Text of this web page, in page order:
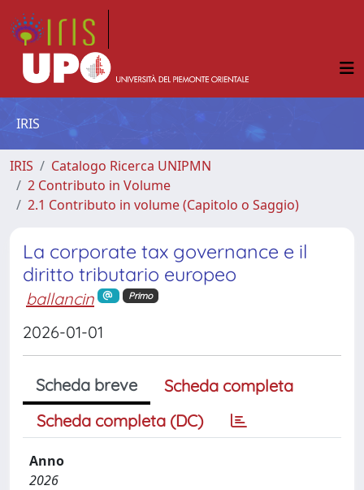
IRIS
IRIS
Catalogo Ricerca UNIPMN
2 Contributo in Volume
2.1 Contributo in volume (Capitolo o Saggio)
La corporate tax governance e il
diritto tributario europeo
ballancin Primo
2026-01-01
Scheda breve
Scheda completa
Scheda completa (DC)
Anno
2026